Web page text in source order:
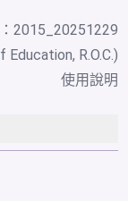
2015_20251229
R.O.C.)
使用說明